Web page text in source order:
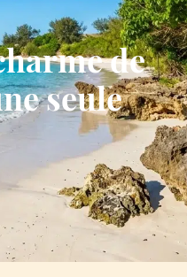
de
seule